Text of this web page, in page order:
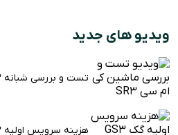
ویدیو های جدید
تست و بررسی شبانه KMC SR3
هزینه سرویس اولیه GAC GS3 راساموتور